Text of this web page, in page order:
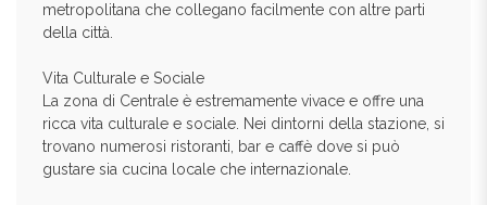
metropolitana che collegano facilmente con altre parti
della città.
Vita Culturale e Sociale
La zona di Centrale è estremamente vivace e offre una
ricca vita culturale e sociale. Nei dintorni della stazione, si
trovano numerosi ristoranti, bar e caffè dove si può
gustare sia cucina locale che internazionale.